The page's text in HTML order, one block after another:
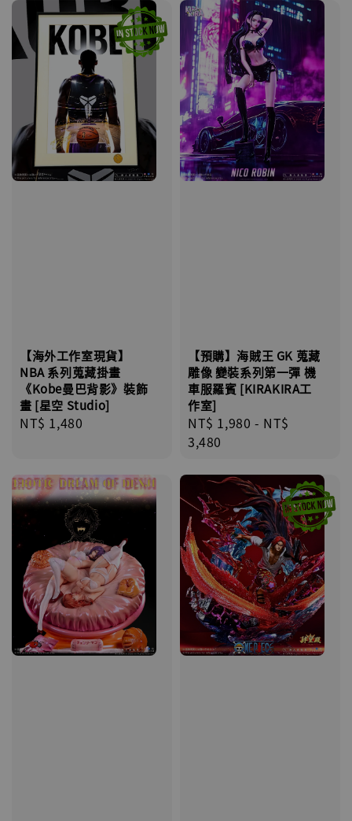
【海外工作室現貨】
NBA 系列蒐藏掛畫
《Kobe曼巴背影》裝飾
畫 [星空 Studio]
Regular
NT$ 1,480
【預購】海賊王 GK 蒐藏
雕像 變裝系列第一彈 機
車服羅賓 [KIRAKIRA工
作室]
Regular
price
NT$ 1,980 - NT$
3,480